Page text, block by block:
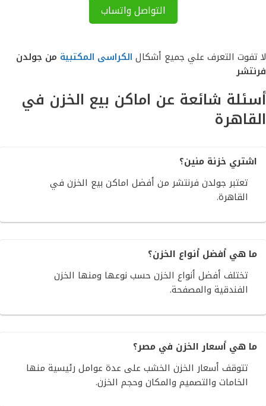
التواصل واتساب
لا تفوت التعرف علي جميع أشكال الكراسى المكتبية من جولدن
فرنتشر
أسئلة شائعة عن اماكن بيع الخزن في
القاهرة
اشتري خزنة منين؟
تعتبر جولدن فرنتشر من أفضل اماكن بيع الخزن في
القاهرة.
ما هي أفضل أنواع الخزن؟
تختلف أفضل أنواع الخزن حسب نوعها ومنها الخزن
الفندقية والمصفحة.
ما هي أسعار الخزن في مصر؟
تتوقف أسعار الخزن الخشب على عدة عوامل رئيسية منها
الخامات والتصميم والمكان وحجم الخزن.